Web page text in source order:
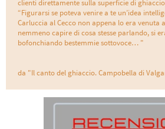
clienti direttamente sulla superficie di
“Figurarsi se poteva venire a te un’idea
Carluccia al Cecco non appena lo era venuta
nemmeno capire di cosa stesse parlando, si
bofonchiando bestemmie sottovoce… "
da "Il canto del ghiaccio. Campobella di